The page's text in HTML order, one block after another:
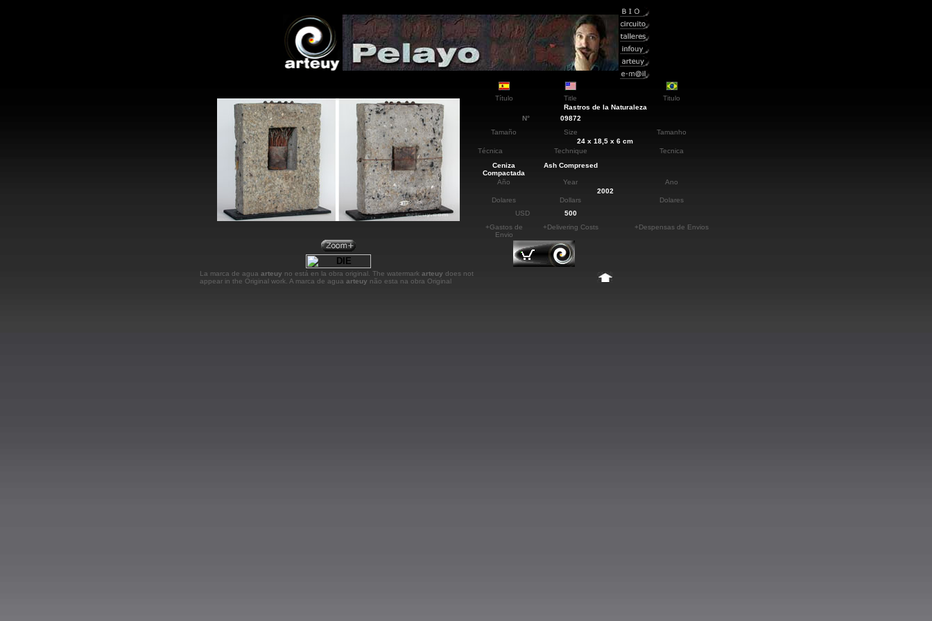
Título Title
Titulo
Rastros de la Naturaleza
N°
09872
Tamaño
Size
Tamanho
24 x 18,5 x 6 cm
Técnica
Technique
Tecnica
Ceniza
Compactada
Ash Compresed
Año Year
Ano
2002
Dolares
Dollars
Dolares
USD
500
+Gastos de
Envio
+Delivering Costs +Despensas de Envios
La marca de agua arteuy no está en la obra original. The watermark arteuy does not
appear in the Original work. A marca de agua arteuy não esta na obra Original